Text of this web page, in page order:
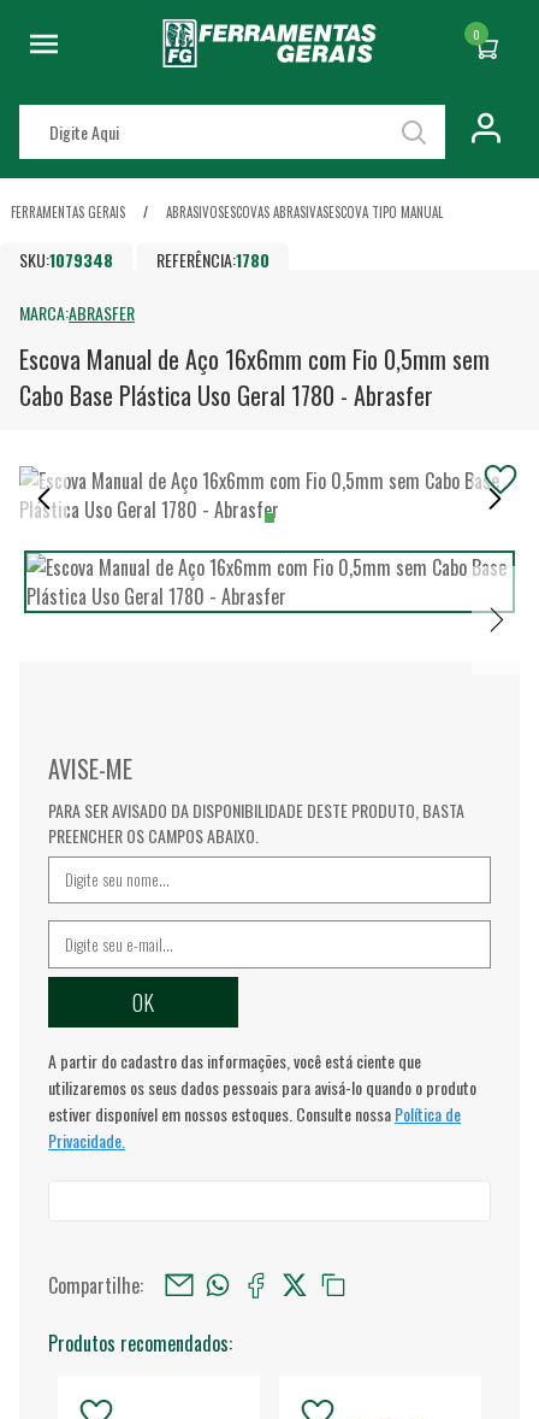
0
FERRAMENTAS GERAIS ABRASIVOSESCOVAS ABRASIVASESCOVA TIPO MANUAL
SKU:1079348 REFERÊNCIA:1780
MARCA:ABRASFER
Escova Manual de Aço 16x6mm com Fio 0,5mm sem
Cabo Base Plástica Uso Geral 1780 - Abrasfer
AVISE-ME
PARA SER AVISADO DA DISPONIBILIDADE DESTE PRODUTO, BASTA
PREENCHER OS CAMPOS ABAIXO.
A partir do cadastro das informações, você está ciente que
utilizaremos os seus dados pessoais para avisá-lo quando o produto
estiver disponível em nossos estoques. Consulte nossaPolítica de
Privacidade.
Compartilhe:
Produtos recomendados: